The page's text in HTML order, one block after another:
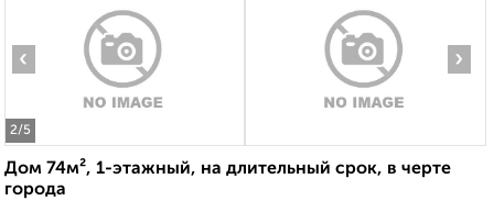
2/5
‹ ›
Дом 74м², 1-этажный, на длительный срок, в черте
города